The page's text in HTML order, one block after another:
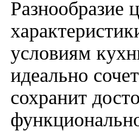
Разнообразие
условиям
идеально
сохранит